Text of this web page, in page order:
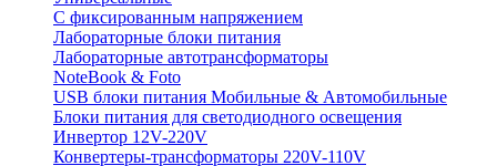
C фиксированным напряжением
Лабораторные блоки питания
Лабораторные автотрансформаторы
NoteBook & Foto
USB блоки питания Мобильные & Автомобильные
Блоки питания для светодиодного освещения
Инвертор 12V-220V
Конвертеры-трансформаторы 220V-110V